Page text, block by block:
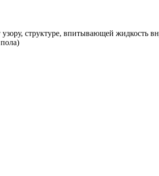
структуре, впитывающей жидкость